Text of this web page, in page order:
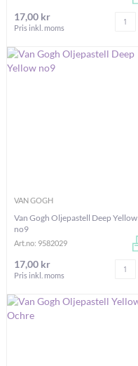
17,00 kr
Pris inkl. moms
Antal
VAN GOGH
Van Gogh Oljepastell Deep Yellow
no9
Art.no: 9582029
17,00 kr
Pris inkl. moms
Antal